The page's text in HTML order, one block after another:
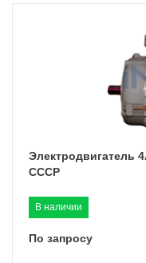
Электродвигатель
СССР
В наличии
По запросу